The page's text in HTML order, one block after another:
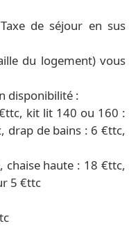
de séjour en sus
du logement) vous
disponibilité :
kit lit 140 ou 160 :
drap de bains : 6 €ttc,
haute : 18 €ttc,
5 €ttc